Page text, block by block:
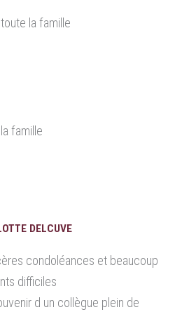
la famille
famille
DELCUVE
condoléances et beaucoup
difficiles
d un collègue plein de